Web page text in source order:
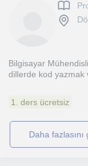
Bilgisayar
dillerde kod yazmak
1. ders ücretsiz
daha fazlasını